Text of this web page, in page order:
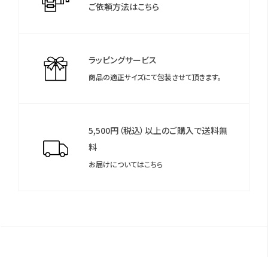
ご依頼方法はこちら
ラッピングサービス
商品の適正サイズにて包装させて頂きます。
5,500円（税込）以上のご購入で送料無
料
お届けについてはこちら